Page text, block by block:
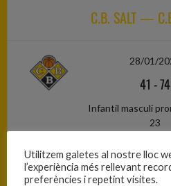
C.B. SALT —
28/01/
41 -74
Infantil masculí
23
C.B. BLANES —
Utilitzem galetes al nostre lloc
l’experiència més rellevant
preferències i repetint visites.